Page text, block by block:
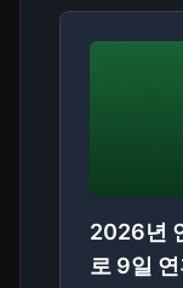
2026년
로 9일